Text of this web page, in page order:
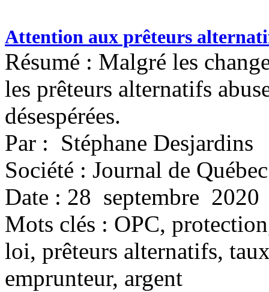
Attention aux prêteurs
Résumé : Malgré les
les prêteurs alternatifs
désespérées.
Par : Stéphane Desjardins
Société : Journal de Québec
Date : 28 septembre 2020
Mots clés : OPC,
loi, prêteurs alternatifs,
emprunteur, argent